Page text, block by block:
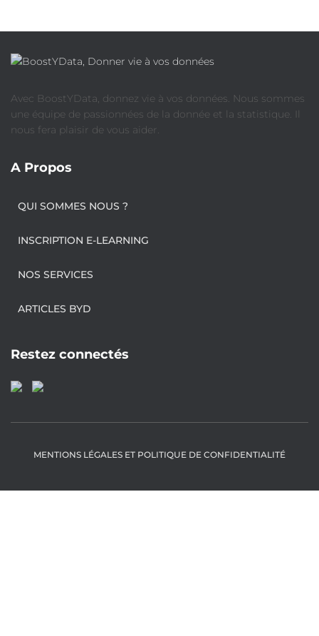
Avec BoostYData, donnez vie à vos données. Nous sommes
une équipe de passionnées de la donnée et la statistique. Il
nous fera plaisir de vous aider.
A Propos
QUI SOMMES NOUS ?
INSCRIPTION E-LEARNING
NOS SERVICES
ARTICLES BYD
Restez connectés
MENTIONS LÉGALES ET POLITIQUE DE CONFIDENTIALITÉ